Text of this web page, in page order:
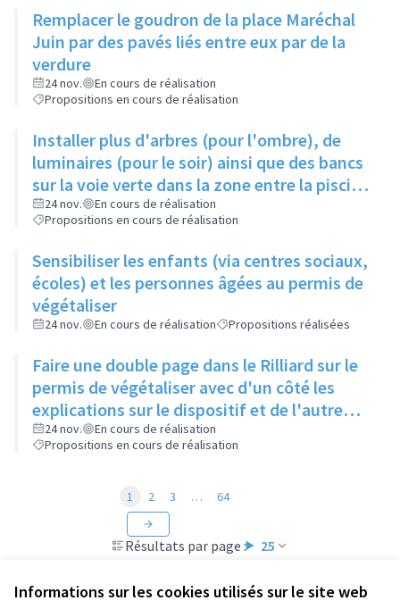
Informations sur les cookies utilisés sur le site web
Remplacer le goudron de la place Maréchal
Juin par des pavés liés entre eux par de la
verdure
24 nov.
En cours de réalisation
Propositions en cours de réalisation
Installer plus d'arbres (pour l'ombre), de
luminaires (pour le soir) ainsi que des bancs
sur la voie verte dans la zone entre la piscine
et la rue de l'Industrie
24 nov.
En cours de réalisation
Propositions en cours de réalisation
Sensibiliser les enfants (via centres sociaux,
écoles) et les personnes âgées au permis de
végétaliser
24 nov. En cours de réalisation Propositions réalisées
Faire une double page dans le Rilliard sur le
permis de végétaliser avec d'un côté les
explications sur le dispositif et de l'autre
côté des exemples concrets de lieux à
investir
24 nov.
En cours de réalisation
Propositions en cours de réalisation
Résultats par page : 25
1 2 3 … 64